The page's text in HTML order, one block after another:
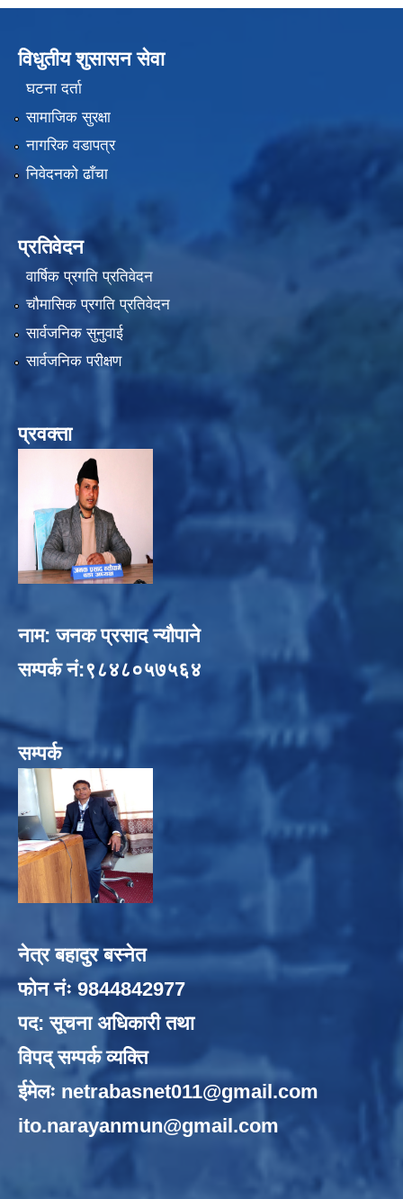
विधुतीय शुसासन सेवा
घटना दर्ता
सामाजिक सुरक्षा
नागरिक वडापत्र
निवेदनको ढाँचा
प्रतिवेदन
वार्षिक प्रगति प्रतिवेदन
चौमासिक प्रगति प्रतिवेदन
सार्वजनिक सुनुवाई
सार्वजनिक परीक्षण
प्रवक्ता
नाम: जनक प्रसाद न्यौपाने
सम्पर्क नं:९८४८०५७५६४
सम्पर्क
नेत्र बहादुर बस्नेत
फोन नंः 9844842977
पद: सूचना अधिकारी तथा
विपद् सम्पर्क व्यक्ति
ईमेलः netrabasnet011@gmail.com
ito.narayanmun@gmail.com